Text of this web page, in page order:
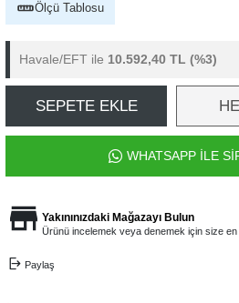
Ölçü Tablosu
Havale/EFT ile 10.592,40 TL (%3)
SEPETE EKLE
WHATSAPP İLE
Yakınınızdaki Mağazayı Bulun
Ürünü incelemek veya denemek için size en
Paylaş